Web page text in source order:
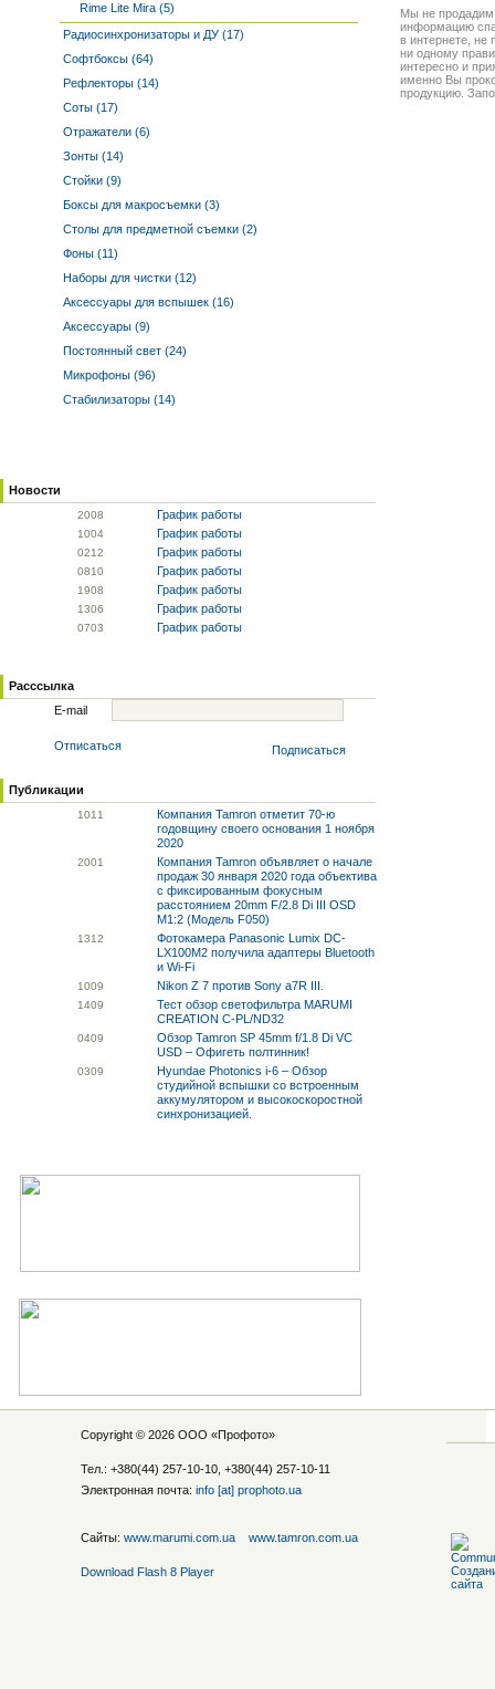
Rime Lite Mira (5)
Радиосинхронизаторы и ДУ (17)
Софтбоксы (64)
Рефлекторы (14)
Соты (17)
Отражатели (6)
Зонты (14)
Стойки (9)
Боксы для макросъемки (3)
Столы для предметной съемки (2)
Фоны (11)
Наборы для чистки (12)
Аксессуары для вспышек (16)
Аксессуары (9)
Постоянный свет (24)
Микрофоны (96)
Стабилизаторы (14)
Новости
2008 График работы
1004 График работы
0212 График работы
0810 График работы
1908 График работы
1306 График работы
0703 График работы
Расссылка
E-mail
Отписаться Подписаться
Публикации
1011
Компания Tamron отметит 70-ю
годовщину своего основания 1 ноября
2020
2001
Компания Tamron объявляет о начале
продаж 30 января 2020 года объектива
с фиксированным фокусным
расстоянием 20mm F/2.8 Di III OSD
M1:2 (Модель F050)
1312
Фотокамера Panasonic Lumix DC-
LX100M2 получила адаптеры Bluetooth
и Wi-Fi
1009 Nikon Z 7 против Sony a7R III.
1409
Тест обзор светофильтра MARUMI
CREATION C-PL/ND32
0409
Обзор Tamron SP 45mm f/1.8 Di VC
USD – Офигеть полтинник!
0309
Hyundae Photonics i-6 – Обзор
студийной вспышки со встроенным
аккумулятором и высокоскоростной
синхронизацией.
Мы не
информацию
в интернете, не
ни одному
интересно и
именно Вы
продукцию.
Copyright © 2026 ООО «Профото»
Тел.: +380(44) 257-10-10, +380(44) 257-10-11
Электронная почта: info [at] prophoto.ua
Сайты: www.marumi.com.ua www.tamron.com.ua
Download Flash 8 Player